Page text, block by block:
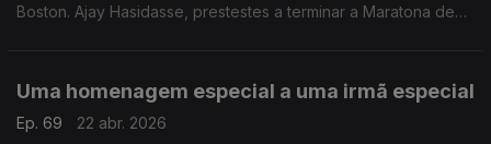
Boston. Ajay Hasidasse, prestestes a terminar a Maratona de
Uma homenagem especial a uma irmã especial
Ep. 69
22 abr. 2026